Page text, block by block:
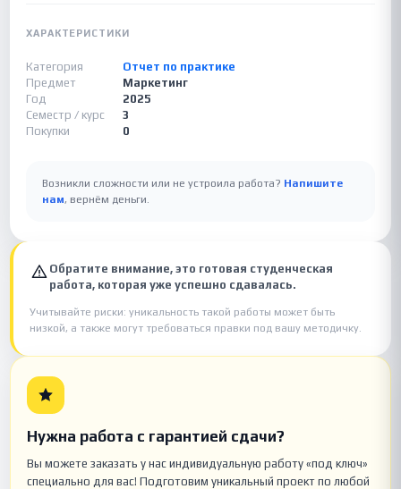
ХАРАКТЕРИСТИКИ
Категория
Отчет по практике
Предмет
Маркетинг
Год
2025
Семестр / курс
3
Покупки
0
Возникли сложности или не устроила работа? Напишите
нам, вернём деньги.
Обратите внимание, это готовая студенческая
работа, которая уже успешно сдавалась.
Учитывайте риски: уникальность такой работы может быть
низкой, а также могут требоваться правки под вашу методичку.
Нужна работа с гарантией сдачи?
Вы можете заказать у нас индивидуальную работу «под ключ»
специально для вас! Подготовим уникальный проект по любой